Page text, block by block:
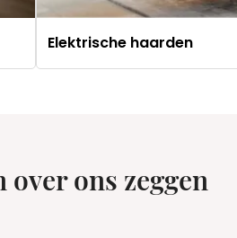
Elektrische haarden
over ons zeggen